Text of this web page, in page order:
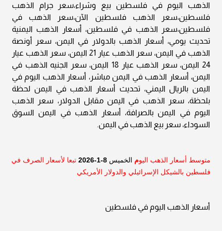
الذهب اليوم في فلسطين بيع وشراء،سعر جرام الذهب
فلسطين،سعر الذهب فلسطين الآن،سعر الذهب في
فلسطين،سعر الذهب في فلسطين، أسعار الذهب اليمنية
تحديث يومي، أسعار الذهب بالدولار في اليمن، سعر أونصة
الذهب في اليمن، سعر الذهب عيار 21 اليمن، سعر الذهب عيار
24 اليمن، سعر الذهب عيار 18 اليمن، سعر الجنيه الذهب في
اليمن، أسعار الذهب في اليمن مباشر، أسعار الذهب اليوم في
اليمن بالريال اليمني، تحديث أسعار الذهب في اليمن لحظة
بلحظة، سعر الذهب في اليمن مقابل الدولار، سعر الذهب
اليوم في اليمن بالصرافة، أسعار الذهب في اليمن السوق
السوداء، سعر بيع الذهب في اليمن.
متوسط أسعار الذهب اليوم الخميس 8-1-2026
تبعا لأسعار الصرف في
فلسطين بالشيكل الإسرائيلي والدولار الأمريكي
أسعار الذهب اليوم في فلسطين